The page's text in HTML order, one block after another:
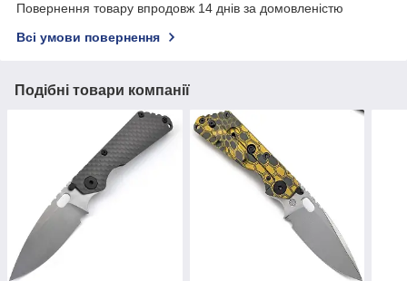
Повернення товару впродовж 14 днів за домовленістю
Всі умови повернення
Подібні товари компанії